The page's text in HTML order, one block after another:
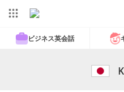
ビジネス英会話